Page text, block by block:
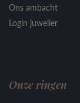
Ons ambacht
Login juwelier
Onze ringen